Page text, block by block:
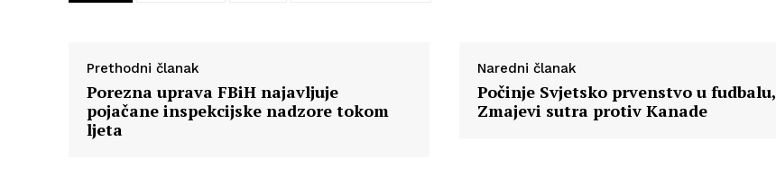
Prethodni članak
Porezna uprava FBiH najavljuje
pojačane inspekcijske nadzore tokom
ljeta
Naredni članak
Počinje Svjetsko prvenstvo u fudbalu,
Zmajevi sutra protiv Kanade